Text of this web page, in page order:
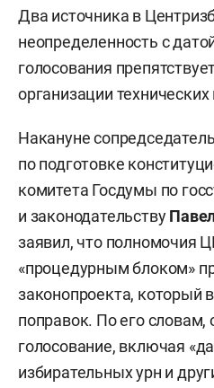
Два источника в
неопределенность с
голосования
организации
Накануне
по подготовке
комитета Госдумы по
и законодательству
заявил, что полномочия
«процедурным блоком»
законопроекта, который
поправок. По его словам,
голосование, включая
избирательных урн и